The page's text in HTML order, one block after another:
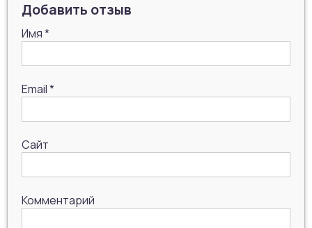
Добавить отзыв
Имя*
Email*
Сайт
Комментарий